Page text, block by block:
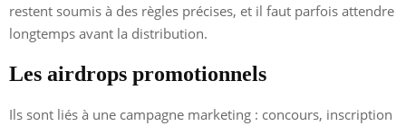
restent soumis à des règles précises, et il faut parfois attendre
longtemps avant la distribution.
Les airdrops promotionnels
Ils sont liés à une campagne marketing : concours, inscription